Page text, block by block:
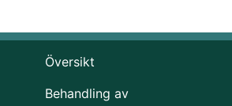
Översikt
Behandling av